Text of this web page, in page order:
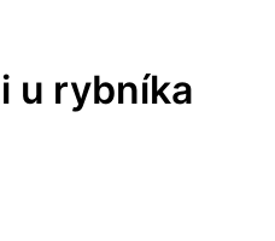
u rybníka